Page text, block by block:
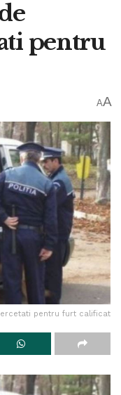
pentru
AA
pentru furt calificat